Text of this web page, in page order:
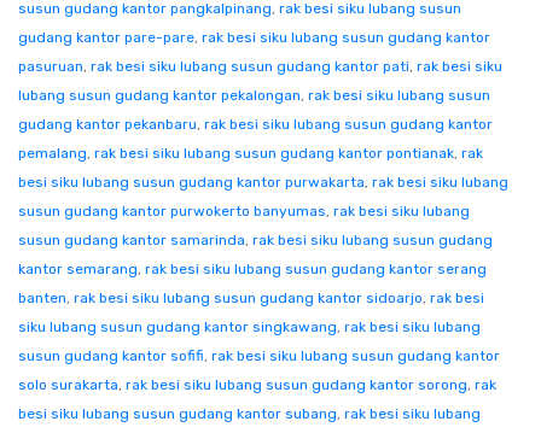
susun gudang kantor pangkalpinang, rak besi siku lubang susun
gudang kantor pare-pare, rak besi siku lubang susun gudang kantor
pasuruan, rak besi siku lubang susun gudang kantor pati, rak besi siku
lubang susun gudang kantor pekalongan, rak besi siku lubang susun
gudang kantor pekanbaru, rak besi siku lubang susun gudang kantor
pemalang, rak besi siku lubang susun gudang kantor pontianak, rak
besi siku lubang susun gudang kantor purwakarta, rak besi siku lubang
susun gudang kantor purwokerto banyumas, rak besi siku lubang
susun gudang kantor samarinda, rak besi siku lubang susun gudang
kantor semarang, rak besi siku lubang susun gudang kantor serang
banten, rak besi siku lubang susun gudang kantor sidoarjo, rak besi
siku lubang susun gudang kantor singkawang, rak besi siku lubang
susun gudang kantor sofifi, rak besi siku lubang susun gudang kantor
solo surakarta, rak besi siku lubang susun gudang kantor sorong, rak
besi siku lubang susun gudang kantor subang, rak besi siku lubang